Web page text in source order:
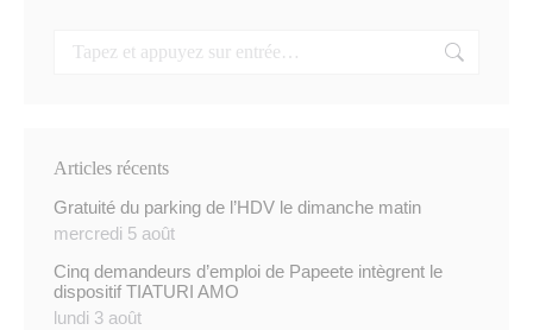
Articles récents
Gratuité du parking de l’HDV le dimanche matin
mercredi 5 août
Cinq demandeurs d’emploi de Papeete intègrent le
dispositif TIATURI AMO
lundi 3 août